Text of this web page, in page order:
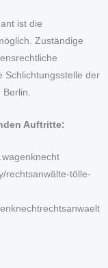
ist die
Zuständige
Schlichtungsstelle der
Auftritte:
rechtsanwälte-tölle-